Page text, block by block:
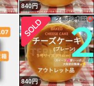
840円
840円